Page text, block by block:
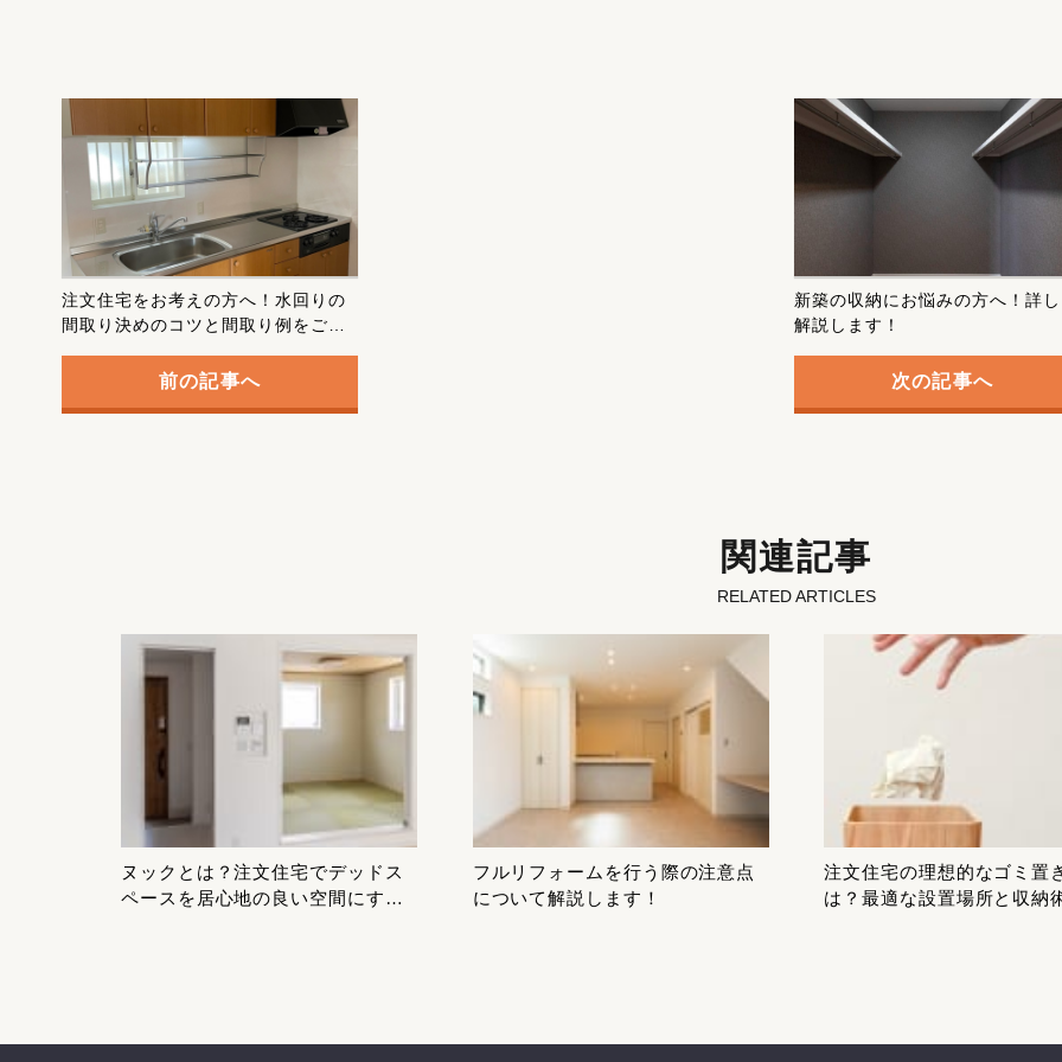
注文住宅をお考えの方へ！水回りの
間取り決めのコツと間取り例をご紹
前の記事へ
新築の収納にお悩みの方へ！詳
解説します！
次の記事へ
関連記事
RELATED ARTICLES
ヌックとは？注文住宅でデッドス
ペースを居心地の良い空間にする
フルリフォームを行う際の注意点
について解説します！
注文住宅の理想的なゴミ置
は？最適な設置場所と収納